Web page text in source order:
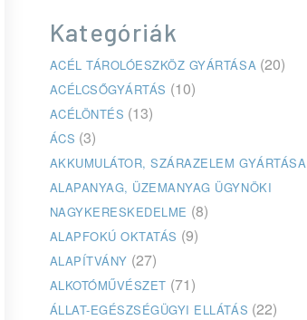
Kategóriák
ACÉL TÁROLÓESZKÖZ GYÁRTÁSA (20)
ACÉLCSŐGYÁRTÁS (10)
ACÉLÖNTÉS (13)
ÁCS (3)
AKKUMULÁTOR, SZÁRAZELEM GYÁRTÁSA
ALAPANYAG, ÜZEMANYAG ÜGYNÖKI
NAGYKERESKEDELME (8)
ALAPFOKÚ OKTATÁS (9)
ALAPÍTVÁNY (27)
ALKOTÓMŰVÉSZET (71)
ÁLLAT-EGÉSZSÉGÜGYI ELLÁTÁS (22)